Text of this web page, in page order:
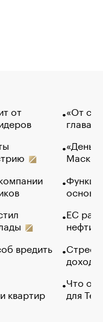
от
вредить
квартир
«От
глава
Маск в
основ
ЕС
нефти
Что
для